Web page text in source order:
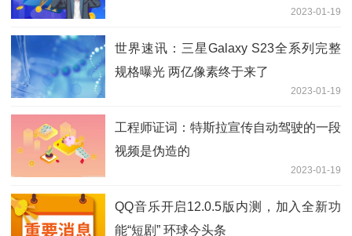
2023-01-19
世界速讯：三星Galaxy S23全系列完整
规格曝光 两亿像素终于来了
2023-01-19
工程师证词：特斯拉宣传自动驾驶的一段
视频是伪造的
2023-01-19
QQ音乐开启12.0.5版内测，加入全新功
能“短剧” 环球今头条